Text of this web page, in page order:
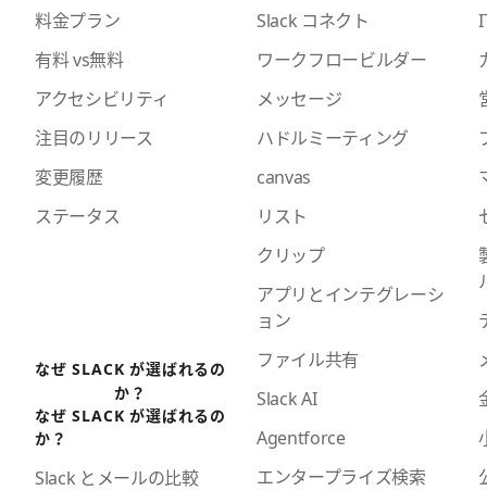
料金プラン
有料 vs無料
アクセシビリティ
注目のリリース
変更履歴
ステータス
なぜ SLACK が選ばれるの
か？
なぜ SLACK が選ばれるの
か？
Slack とメールの比較
Slack コネクト
ワークフロービルダー
メッセージ
ハドルミーティング
canvas
リスト
クリップ
アプリとインテグレーシ
ョン
ファイル共有
Slack AI
Agentforce
エンタープライズ検索